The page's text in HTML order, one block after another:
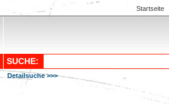
Startseite
SUCHE:
Detailsuche >>>